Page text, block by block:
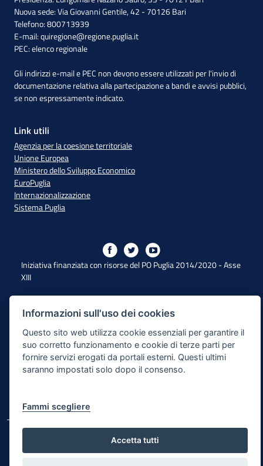
Nuova sede: Via Giovanni Gentile, 42 - 70126 Bari
Telefono: 800713939
E-mail:quiregione@regione.puglia.it
PEC:elenco regionale
Gli indirizzi e-mail e PEC non devono essere utilizzati per l'invio di
documentazione relativa alla partecipazione a bandi e avvisi pubblici,
se non espressamente indicato.
Link utili
Agenzia per la coesione territoriale
Unione Europea
Ministero dello Sviluppo Economico
EuroPuglia
Internazionalizzazione
Sistema Puglia
Iniziativa finanziata con risorse del PO Puglia 2014/2020 - Asse
XIII
Dichiarazione di Accessibilità
Note Legali
Cookie e Privacy
Mappa del sito
© Regione Puglia
Informazioni sull'uso dei cookies
Questo sito web utilizza cookie essenziali per garantire il
suo corretto funzionamento e cookie di terze parti per
fornire servizi erogati da portali esterni. Questi ultimi
saranno impostati solo dopo il consenso.
Fammi scegliere
Accetta tutti